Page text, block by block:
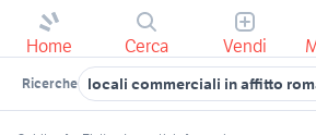
Home Cerca Vendi
Ricerche locali commerciali in affitto